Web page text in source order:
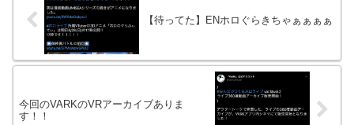
【待ってた】ENホロぐらきちゃぁぁぁぁ
今回のVARKのVRアーカイブありま
す！！